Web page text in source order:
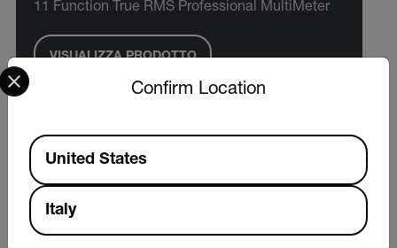
11 Function True RMS Professional MultiMeter
VISUALIZZA PRODOTTO
Confirm Location
Select your preferred country and language from the
Available Locations
United States
Italy